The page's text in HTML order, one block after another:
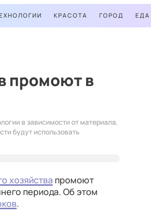
КРАСОТА ГОРОД ЕДА
промоют в
в зависимости от материала,
будут использовать
хозяйства промоют
периода. Об этом
.